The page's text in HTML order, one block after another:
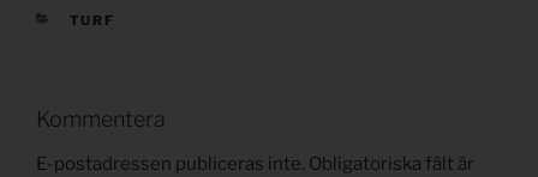
KATEGORIER
TURF
Kommentera
E-postadressen publiceras inte. Obligatoriska fält är